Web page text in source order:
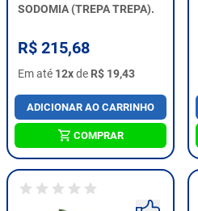
SODOMIA (TREPA TREPA).
R$ 215,68
Em até 12xde R$ 19,43
ADICIONAR AO CARRINHO
COMPRAR